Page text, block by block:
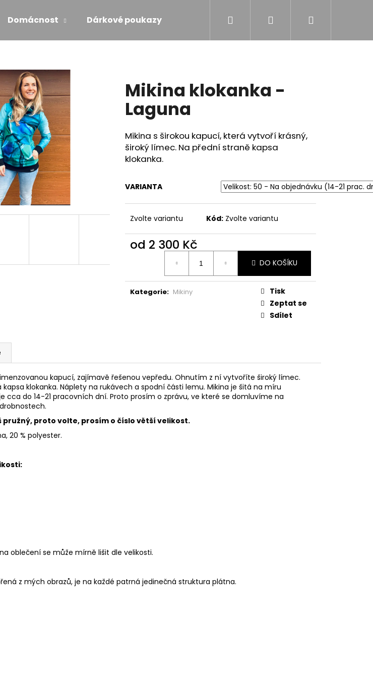
Domácnost Dárkové poukazy Obchodní podmínky Kontakty
Přihlášení
Mikina klokanka -
Laguna
Mikina s širokou kapucí, která vytvoří krásný,
široký límec. Na přední straně kapsa
klokanka.
VARIANTA
Zvolte variantu Kód: Zvolte variantu
od 2 300 Kč
DO KOŠÍKU
Kategorie: Mikiny
Tisk
Zeptat se
Sdílet
kapucí, zajímavě řešenou vepředu. Ohnutím z ní vytvoříte široký límec.
kapsa klokanka. Náplety na rukávech a spodní části lemu. Mikina je šitá na míru
cca do 14-21 pracovních dní. Proto prosím o zprávu, ve které se domluvíme na
proto volte, prosím o číslo větší velikost.
20 % polyester.
oblečení se může mírně lišit dle velikosti.
z mých obrazů, je na každé patrná jedinečná struktura plátna.
najít?
HLEDAT
VÝDECH
ŠATY S VOLÁNEM - MÁMENÍ